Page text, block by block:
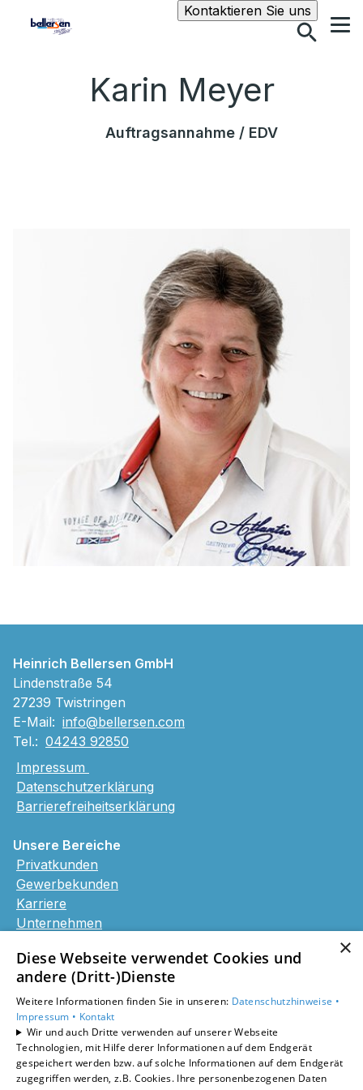
Kontaktieren Sie unsSuche
Karin Meyer
Auftragsannahme / EDV
Heinrich Bellersen GmbH
Lindenstraße 54
27239 Twistringen
E-Mail: info@bellersen.com
Tel.: 04243 92850
Impressum
Datenschutzerklärung
Barrierefreiheitserklärung
Unsere Bereiche
Privatkunden
Gewerbekunden
Karriere
Unternehmen
×
Diese Webseite verwendet Cookies und
andere (Dritt-)Dienste
Weitere Informationen finden Sie in unseren: Datenschutzhinweise •
Impressum • Kontakt
Wir und auch Dritte verwenden auf unserer Webseite
Technologien, mit Hilfe derer Informationen auf dem Endgerät
gespeichert werden bzw. auf solche Informationen auf dem Endgerät
zugegriffen werden, z.B. Cookies. Ihre personenbezogenen Daten